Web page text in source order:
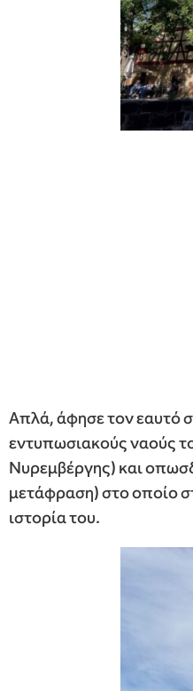
Απλά, άφησε τον εαυτό
εντυπωσιακούς ναούς
Νυρεμβέργης) και
μετάφραση) στο οποίο
ιστορία του.